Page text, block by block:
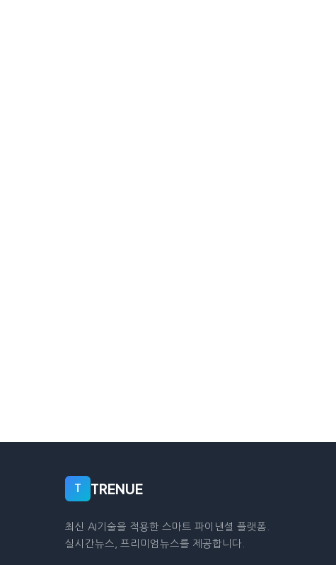
T TRENUE
최신 AI기술을 적용한 스마트 파이낸셜 플랫폼.
실시간뉴스, 프리미엄뉴스를 제공합니다.